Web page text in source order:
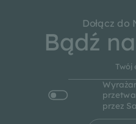
Dołącz do
Bądź
przez